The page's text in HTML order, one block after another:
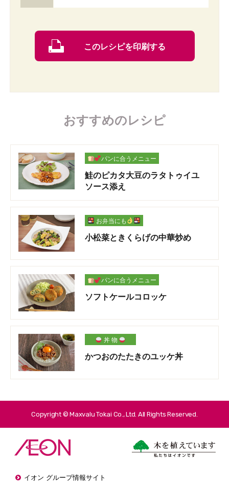
このレシピを印刷する
おすすめのレシピ
パンに合うメニュー
鮭のピカタ大豆のラタトゥイユ
ソース添え
お弁当にも
小松菜ときくらげの中華炒め
パンに合うメニュー
ソフトケールコロッケ
丼 物
かつおのたたきのユッケ丼
Copyright © Maxvalu Tokai Co., Ltd. All Rights Reserved.
イオン グループ情報サイト